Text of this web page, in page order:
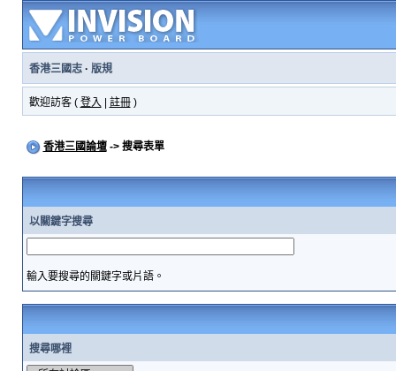
香港三國志· 版規
歡迎訪客 ( 登入 註冊)
香港三國論壇-> 搜尋表單
以關鍵字搜尋
輸入要搜尋的關鍵字或片語。
搜尋哪裡